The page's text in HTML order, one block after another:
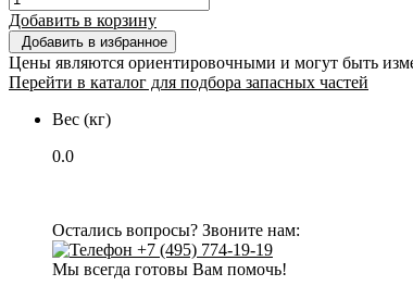
Добавить в корзину
Добавить в избранное
Цены являются ориентировочными и могут быть
Перейти в каталог для подбора запасных частей
Вес (кг)
0.0
Остались вопросы? Звоните нам:
+7 (495) 774-19-19
Мы всегда готовы Вам помочь!